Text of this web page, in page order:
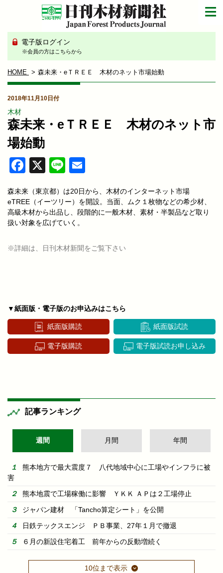
電子版ログイン
※会員の方はこちらから
HOME 森未来・eＴＲＥＥ 木材のネット市場始動
2018年11月10日付
木材
森未来・eＴＲＥＥ 木材のネット市
場始動
Facebook
X Line
森未来（東京都）は20日から、木材のインターネット市場
eTREE（イーツリー）を開設。当面、ムク１枚物などの希少材、
高級木材から出品し、段階的に一般木材、素材・半製品など取り
扱い対象を広げていく。
※詳細は、日刊木材新聞をご覧下さい
▼紙面版・電子版のお申込みはこちら
紙面版購読 紙面版試読
電子版購読 電子版試読お申し込み
記事ランキング
週間 月間 年間
熊本地方で最大震度７ 八代地域中心に工場やインフラに被
害
熊本地震で工場稼働に影響 ＹＫＫ ＡＰは２工場停止
ジャパン建材 「Tancho算定シート」を公開
日鉄テックスエンジ ＰＢ事業、27年１月で撤退
６月の新設住宅着工 前年からの反動増続く
10位まで表示